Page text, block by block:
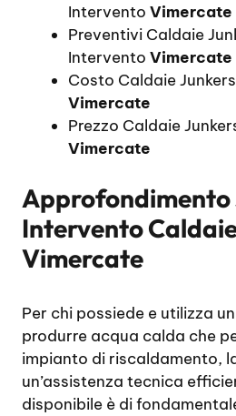
Intervento Vimercate
Preventivi Caldaie
Intervento Vimercate
Costo Caldaie
Vimercate
Prezzo Caldaie
Vimercate
Approfondimento
Intervento
Vimercate
Per chi possiede e utilizza
produrre acqua calda che
impianto di riscaldamento,
un’assistenza tecnica
disponibile è di